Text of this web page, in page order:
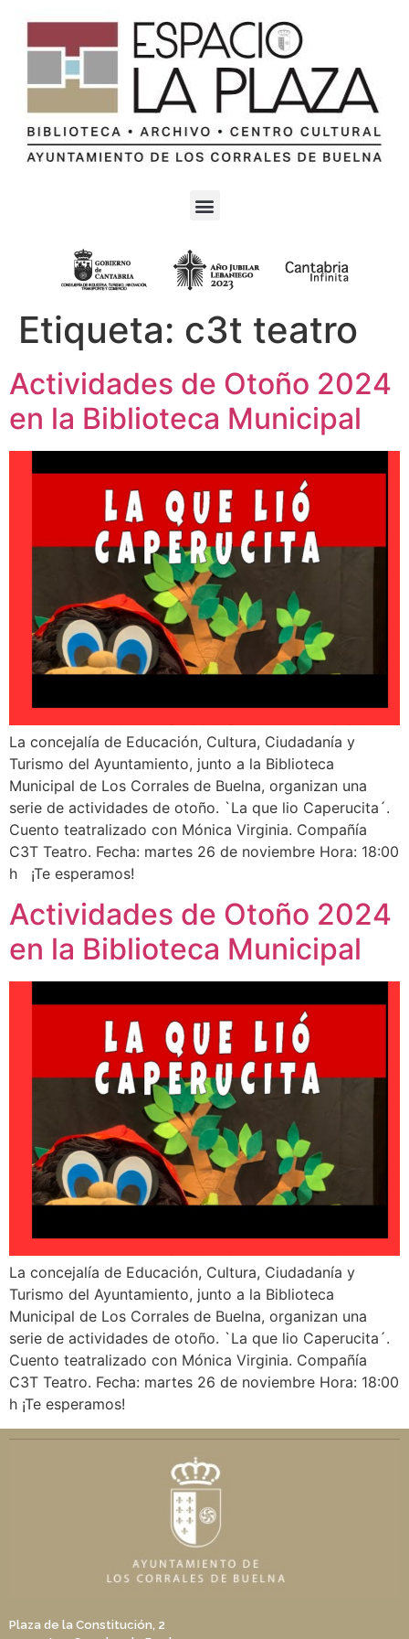
Etiqueta: c3t teatro
Actividades de Otoño 2024
en la Biblioteca Municipal
La concejalía de Educación, Cultura, Ciudadanía y
Turismo del Ayuntamiento, junto a la Biblioteca
Municipal de Los Corrales de Buelna, organizan una
serie de actividades de otoño. `La que lio Caperucita´.
Cuento teatralizado con Mónica Virginia. Compañía
C3T Teatro. Fecha: martes 26 de noviembre Hora: 18:00
h ¡Te esperamos!
Actividades de Otoño 2024
en la Biblioteca Municipal
La concejalía de Educación, Cultura, Ciudadanía y
Turismo del Ayuntamiento, junto a la Biblioteca
Municipal de Los Corrales de Buelna, organizan una
serie de actividades de otoño. `La que lio Caperucita´.
Cuento teatralizado con Mónica Virginia. Compañía
C3T Teatro. Fecha: martes 26 de noviembre Hora: 18:00
h ¡Te esperamos!
Plaza de la Constitución, 2